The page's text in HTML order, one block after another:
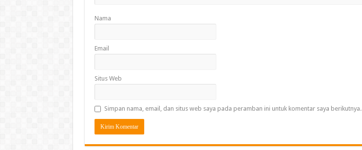
Nama
Email
Situs Web
Simpan nama, email, dan situs web saya pada peramban ini untuk komentar saya berikutnya.